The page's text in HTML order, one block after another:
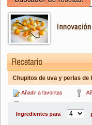
Chupitos de uva y perlas de
Añadir a favoritas
Ingredientes para